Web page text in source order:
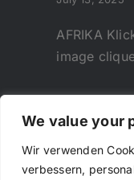
We value your
Wir verwenden
verbessern,
AFRIKA
image